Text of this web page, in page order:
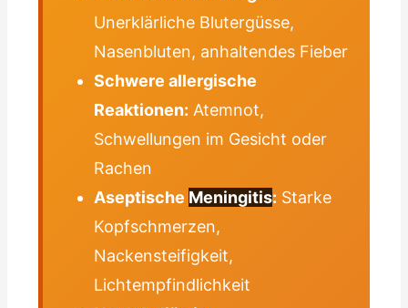
Unerklärliche Blutergüsse,
Nasenbluten, anhaltendes Fieber
Schwere allergische
Reaktionen: Atemnot,
Schwellungen im Gesicht oder
Rachen
Aseptische Meningitis: Starke
Kopfschmerzen,
Nackensteifigkeit,
Lichtempfindlichkeit